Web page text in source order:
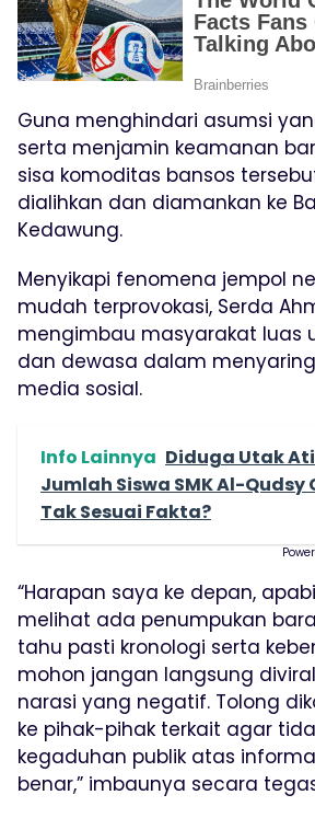
Guna menghindari asumsi
serta menjamin keamanan
sisa komoditas bansos
dialihkan dan diamankan ke
Kedawung.
Menyikapi fenomena jempol
mudah terprovokasi, Serda
mengimbau masyarakat luas
dan dewasa dalam
media sosial.
Info Lainnya Diduga Utak
Jumlah Siswa SMK Al-
Tak Sesuai Fakta?
“Harapan saya ke depan,
melihat ada penumpukan
tahu pasti kronologi serta
mohon jangan langsung
narasi yang negatif. Tolong
ke pihak-pihak terkait agar
kegaduhan publik atas
benar,” imbaunya secara